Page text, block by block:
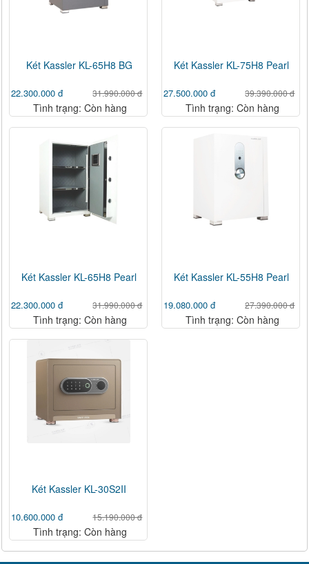
Két Kassler KL-65H8 BG
22.300.000 đ 31.990.000 đ
Tình trạng: Còn hàng
Két Kassler KL-75H8 Pearl
27.500.000 đ 39.390.000 đ
Tình trạng: Còn hàng
Két Kassler KL-65H8 Pearl
22.300.000 đ 31.990.000 đ
Tình trạng: Còn hàng
Két Kassler KL-55H8 Pearl
19.080.000 đ 27.390.000 đ
Tình trạng: Còn hàng
Két Kassler KL-30S2II
10.600.000 đ 15.190.000 đ
Tình trạng: Còn hàng